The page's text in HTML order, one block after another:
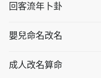
回客流年卜卦
嬰兒命名改名
成人改名算命